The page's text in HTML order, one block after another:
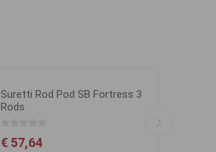
Suretti Rod Pod SB Fortress 3
Rods
€ 57,64